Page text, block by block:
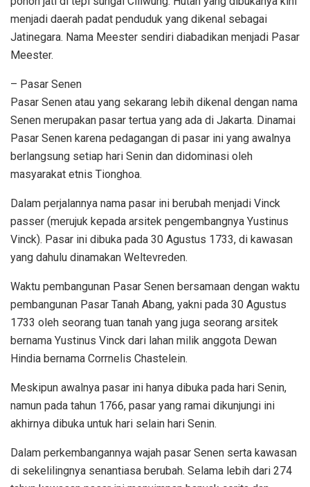
menjadi daerah padat penduduk yang dikenal sebagai
Jatinegara. Nama Meester sendiri diabadikan menjadi Pasar
Meester.
– Pasar Senen
Pasar Senen atau yang sekarang lebih dikenal dengan nama
Senen merupakan pasar tertua yang ada di Jakarta. Dinamai
Pasar Senen karena pedagangan di pasar ini yang awalnya
berlangsung setiap hari Senin dan didominasi oleh
masyarakat etnis Tionghoa.
Dalam perjalannya nama pasar ini berubah menjadi Vinck
passer (merujuk kepada arsitek pengembangnya Yustinus
Vinck). Pasar ini dibuka pada 30 Agustus 1733, di kawasan
yang dahulu dinamakan Weltevreden.
Waktu pembangunan Pasar Senen bersamaan dengan waktu
pembangunan Pasar Tanah Abang, yakni pada 30 Agustus
1733 oleh seorang tuan tanah yang juga seorang arsitek
bernama Yustinus Vinck dari lahan milik anggota Dewan
Hindia bernama Corrnelis Chastelein.
Meskipun awalnya pasar ini hanya dibuka pada hari Senin,
namun pada tahun 1766, pasar yang ramai dikunjungi ini
akhirnya dibuka untuk hari selain hari Senin.
Dalam perkembangannya wajah pasar Senen serta kawasan
di sekelilingnya senantiasa berubah. Selama lebih dari 274